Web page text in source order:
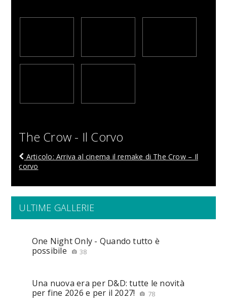
The Crow - Il Corvo
Articolo: Arriva al cinema il remake di The Crow – Il
corvo
ULTIME GALLERIE
One Night Only - Quando tutto è
possibile
38
Una nuova era per D&D: tutte le novità
per fine 2026 e per il 2027!
78